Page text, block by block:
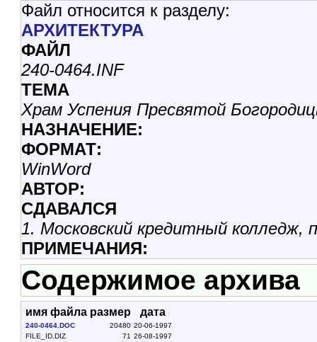
Файл относится к разделу:
АРХИТЕКТУРА
ФАЙЛ
240-0464.INF
ТЕМА
Храм Успения Пресвятой
НАЗНАЧЕНИЕ:
ФОРМАТ:
WinWord
АВТОР:
СДАВАЛСЯ
1. Московский кредитный колледж,
ПРИМЕЧАНИЯ:
Содержимое архива
имя файла размер дата
240-0464.DOC 20480 20-06-1997
FILE_ID.DIZ
71 26-08-1997